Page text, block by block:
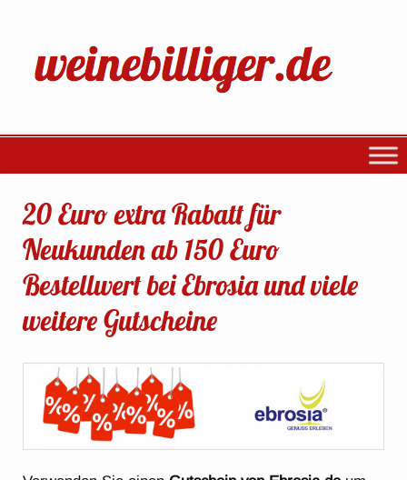
20 Euro extra Rabatt für
Neukunden ab 150 Euro
Bestellwert bei Ebrosia und viele
weitere Gutscheine